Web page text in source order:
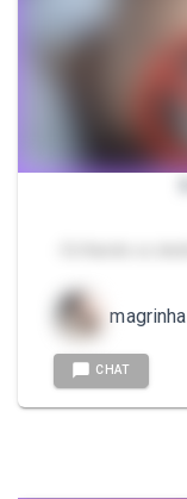
magrinha
CHAT